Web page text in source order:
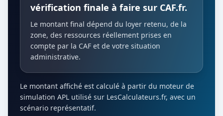
vérification finale à faire sur CAF.fr.
Le montant final dépend du loyer retenu, de la
zone, des ressources réellement prises en
compte par la CAF et de votre situation
administrative.
Le montant affiché est calculé à partir du moteur de
simulation APL utilisé sur LesCalculateurs.fr, avec un
scénario représentatif.